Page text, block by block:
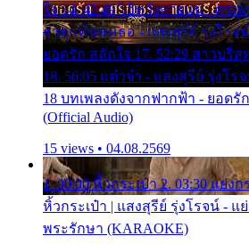
ใจ 14. 42:49 ไอ้หวังตายแน่ - ศรเ
ธาตุแท้ของเธอ - แสงสุรีย์ รุ่งโรจ
ยอดรัก สลักใจ 17. 52:29 สาวบริ
18. 56:05 แต๋วจ๋า - แสงสุรีย์ รุ่งโร
18 บทเพลงดังจากฟากฟ้า - ยอดรั
(Official Audio)
15 views • 04.08.2569
1. 00:00 หิ้วกระเป๋า 2. 03:30 แย่งก
หิ้วกระเป๋า | แสงสุรีย์ รุ่งโรจน์ - แ
พระรักษา (KARAOKE)